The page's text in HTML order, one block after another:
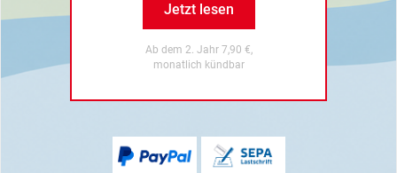
Jetzt lesen
Ab dem 2. Jahr 7,90 €,
monatlich kündbar